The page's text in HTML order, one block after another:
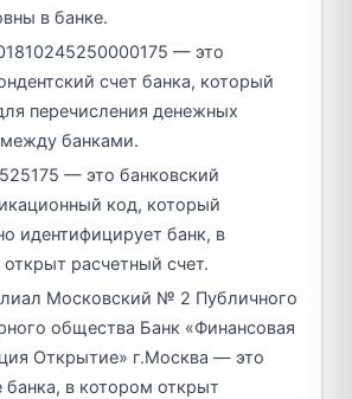
в банке.
— это
счет банка, который
перечисления денежных
банками.
— это банковский
код, который
идентифицирует банк, в
расчетный счет.
Московский № 2 Публичного
общества Банк «Финансовая
Открытие» г.Москва — это
банка, в котором открыт